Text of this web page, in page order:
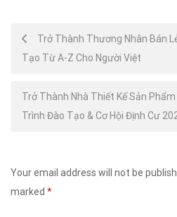
Post
navigation
Trở Thành Thương Nhân Bán
Tạo Từ A-Z Cho Người Việt
Trở Thành Nhà Thiết Kế Sản
Trình Đào Tạo & Cơ Hội Định Cư
Your email address will not be
marked *